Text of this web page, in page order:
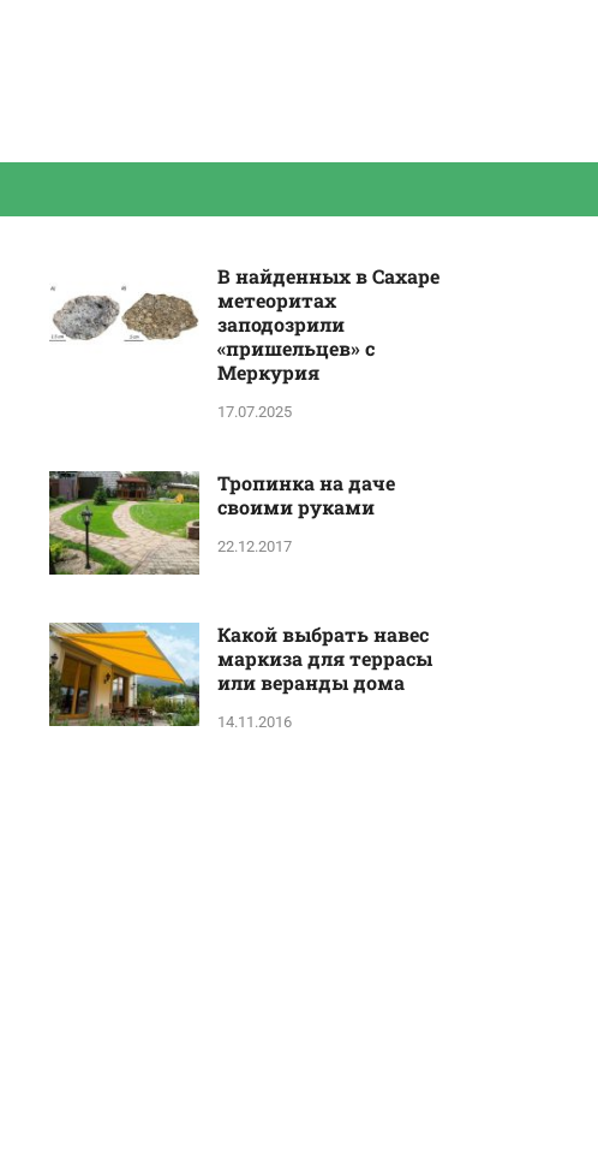
В найденных в Сахаре
метеоритах
заподозрили
«пришельцев» с
Меркурия
17.07.2025
Тропинка на даче
своими руками
22.12.2017
Какой выбрать навес
маркиза для террасы
или веранды дома
14.11.2016